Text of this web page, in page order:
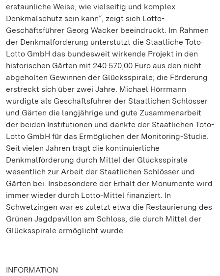
erstaunliche Weise, wie vielseitig und komplex
Denkmalschutz sein kann“, zeigt sich Lotto-
Geschäftsführer Georg Wacker beeindruckt. Im Rahmen
der Denkmalförderung unterstützt die Staatliche Toto-
Lotto GmbH das bundesweit wirkende Projekt in den
historischen Gärten mit 240.570,00 Euro aus den nicht
abgeholten Gewinnen der Glücksspirale; die Förderung
erstreckt sich über zwei Jahre. Michael Hörrmann
würdigte als Geschäftsführer der Staatlichen Schlösser
und Gärten die langjährige und gute Zusammenarbeit
der beiden Institutionen und dankte der Staatlichen Toto-
Lotto GmbH für das Ermöglichen der Monitoring-Studie.
Seit vielen Jahren trägt die kontinuierliche
Denkmalförderung durch Mittel der Glücksspirale
wesentlich zur Arbeit der Staatlichen Schlösser und
Gärten bei. Insbesondere der Erhalt der Monumente wird
immer wieder durch Lotto-Mittel finanziert. In
Schwetzingen war es zuletzt etwa die Restaurierung des
Grünen Jagdpavillon am Schloss, die durch Mittel der
Glücksspirale ermöglicht wurde.
INFORMATION